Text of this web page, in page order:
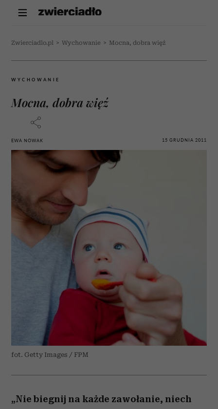
Zwierciadlo.pl > Wychowanie > Mocna, dobra więź
WYCHOWANIE
Mocna, dobra więź
EWA NOWAK 15 GRUDNIA 2011
fot. Getty Images / FPM
„Nie biegnij na każde zawołanie, niech